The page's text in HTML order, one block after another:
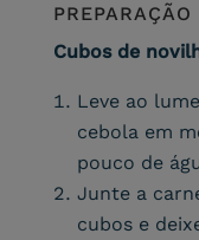
PREPARAÇÃO
Cubos de
Leve ao
cebola em
pouco de
Junte a
cubos e